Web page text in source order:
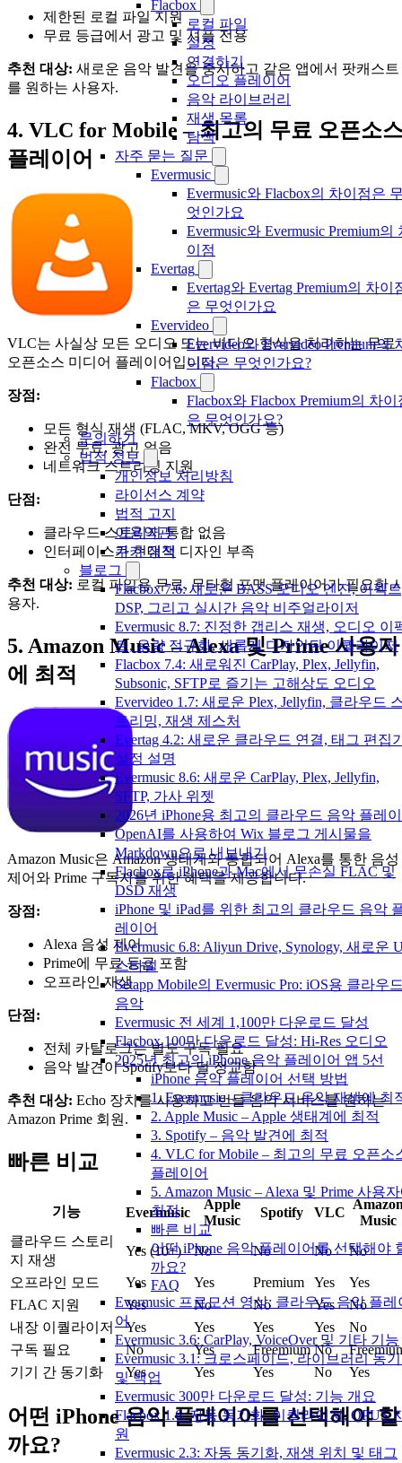
Flacbox
로컬 파일
설정
연결하기
오디오 플레이어
음악 라이브러리
재생 목록
탐색
자주 묻는 질문
Evermusic
Evermusic와 Flacbox의 차이점은
엇인가요
Evermusic와 Evermusic Premium의
이점
Evertag
Evertag와 Evertag Premium의 차이
은 무엇인가요
Evervideo
Evervideo와 Evervideo Premium의
이점은 무엇인가요?
Flacbox
Flacbox와 Flacbox Premium의 차이
은 무엇인가요?
문의하기
법적 정보
개인정보 처리방침
라이선스 계약
법적 고지
이용약관
쿠키 정책
블로그
Flacbox 7.6: 새로운 BASS 오디오 엔진, 이펙
DSP, 그리고 실시간 음악 비주얼라이저
Evermusic 8.7: 진정한 갭리스 재생, 오디오 이
트, 음량 정규화, 새롭게 디자인된 이퀄라이저
Flacbox 7.4: 새로워진 CarPlay, Plex, Jellyfin,
Subsonic, SFTP로 즐기는 고해상도 오디오
Evervideo 1.7: 새로운 Plex, Jellyfin, 클라우드
트리밍, 재생 제스처
Evertag 4.2: 새로운 클라우드 연결, 태그 편집
설정 설명
Evermusic 8.6: 새로운 CarPlay, Plex, Jellyfin,
SFTP, 가사 위젯
2026년 iPhone용 최고의 클라우드 음악 플레
OpenAI를 사용하여 Wix 블로그 게시물을
Markdown으로 내보내기
Flacbox로 iPhone과 Mac에서 무손실 FLAC 및
DSD 재생
iPhone 및 iPad를 위한 최고의 클라우드 음악
레이어
Evermusic 6.8: Aliyun Drive, Synology, 새로운
스타일
Setapp Mobile의 Evermusic Pro: iOS용 클라우
음악
Evermusic 전 세계 1,100만 다운로드 달성
Flacbox 100만 다운로드 달성: Hi-Res 오디오
2025년 최고의 iPhone 음악 플레이어 앱 5선
iPhone 음악 플레이어 선택 방법
1. Evermusic – 클라우드 음악 재생에 최
2. Apple Music – Apple 생태계에 최적
3. Spotify – 음악 발견에 최적
4. VLC for Mobile – 최고의 무료 오픈소
플레이어
5. Amazon Music – Alexa 및 Prime 사용
최적
빠른 비교
어떤 iPhone 음악 플레이어를 선택해야
까요?
FAQ
Evermusic 프로모션 영상: 클라우드 음악 플레
어
Evermusic 3.6: CarPlay, VoiceOver 및 기타 기능
Evermusic 3.1: 크로스페이드, 라이브러리 동
및 백업
Evermusic 300만 다운로드 달성: 기능 개요
Flacbox 1.6: 자동 동기화, 이퀄라이저, OPUS
원
Evermusic 2.3: 자동 동기화, 재생 위치 및 태그
제한된 로컬 파일 지원
무료 등급에서 광고 및 셔플 전용
추천 대상: 새로운 음악 발견을 중시하고 같은 앱에서 팟캐스트
를 원하는 사용자.
4. VLC for Mobile – 최고의 무료 오픈소
플레이어
VLC는 사실상 모든 오디오 또는 비디오 형식을 처리하는 무료
오픈소스 미디어 플레이어입니다.
장점:
모든 형식 재생 (FLAC, MKV, OGG 등)
완전 무료, 광고 없음
네트워크 스트리밍 지원
단점:
클라우드 스토리지 통합 없음
인터페이스가 현대적 디자인 부족
추천 대상: 로컬 파일용 무료, 무타협 포맷 플레이어가 필요한
용자.
5. Amazon Music – Alexa 및 Prime 사용자
에 최적
Amazon Music은 Amazon 생태계와 통합되어 Alexa를 통한 음성
제어와 Prime 구독자를 위한 혜택을 제공합니다.
장점:
Alexa 음성 제어
Prime에 무료 등급 포함
오프라인 재생
단점:
전체 카탈로그는 별도 구독 필요
음악 발견이 Spotify보다 덜 정교함
추천 대상: Echo 장치를 사용하고 번들 음악 서비스를 원하는
Amazon Prime 회원.
빠른 비교
기능 Evermusic
Apple
Music
Spotify VLC
Music
클라우드 스토리
지 재생
Yes (10+) No No No No
오프라인 모드 Yes Yes Premium Yes
Yes
FLAC 지원
Yes No No Yes
No
내장 이퀄라이저
Yes Yes Yes Yes
No
구독 필요
No Yes Freemium No
기기 간 동기화
Yes Yes Yes No Yes
어떤 iPhone 음악 플레이어를 선택해야 할
까요?